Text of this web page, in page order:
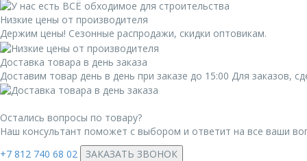
Низкие цены от производителя
Держим цены! Сезонные распродажи, скидки оптовикам.
Доставка товара в день заказа
Доставим товар день в день при заказе до 15:00 Для заказов,
Остались вопросы по товару?
Наш консультант поможет с выбором и ответит на все ваши
+7 812 740 68 02
ЗАКАЗАТЬ ЗВОНОК